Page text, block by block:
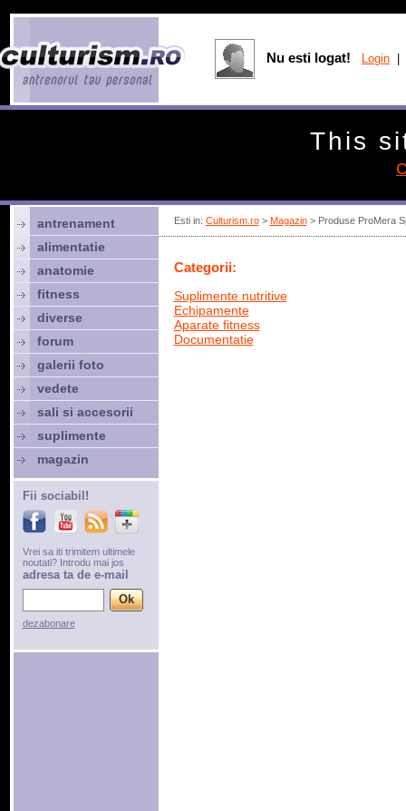
Esti in: Culturism.ro> Magazin> Produse ProMera
Categorii:
Suplimente nutritive
Echipamente
Aparate fitness
Documentatie
antrenament
alimentatie
anatomie
fitness
diverse
forum
galerii foto
vedete
sali si accesorii
suplimente
magazin
Fii sociabil!
Vrei sa iti trimitem ultimele
noutati? Introdu mai jos
adresa ta de e-mail
dezabonare
Nu esti logat! Login
This